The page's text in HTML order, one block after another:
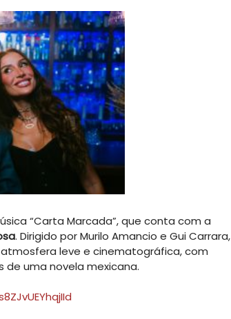
“Carta Marcada”, que conta com a
. Dirigido por Murilo Amancio e Gui Carrara,
leve e cinematográfica, com
de uma novela mexicana.